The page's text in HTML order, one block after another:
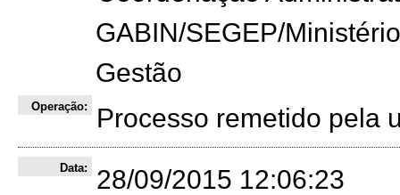
GABIN/SEGEP/
Gestão
Operação: Processo remetido pela
Data: 28/09/2015 12:06:23